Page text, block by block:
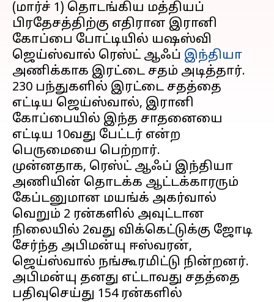
(மார்ச் 1) தொடங்கிய மத்தியப்
பிரதேசத்திற்கு எதிரான இரானி
கோப்பை போட்டியில் யஷஸ்வி
ஜெய்ஸ்வால் ரெஸ்ட் ஆஃப் இந்தியா
அணிக்காக இரட்டை சதம் அடித்தார்.
230 பந்துகளில் இரட்டை சதத்தை
எட்டிய ஜெய்ஸ்வால், இரானி
கோப்பையில் இந்த சாதனையை
எட்டிய 10வது பேட்டர் என்ற
பெருமையை பெற்றார்.
முன்னதாக, ரெஸ்ட் ஆஃப் இந்தியா
அணியின் தொடக்க ஆட்டக்காரரும்
கேப்டனுமான மயங்க் அகர்வால்
வெறும் 2 ரன்களில் அவுட்டான
நிலையில் 2வது விக்கெட்டுக்கு ஜோடி
சேர்ந்த அபிமன்யு ஈஸ்வரன்,
ஜெய்ஸ்வால் நங்கூரமிட்டு நின்றனர்.
அபிமன்யு தனது எட்டாவது சதத்தை
பதிவுசெய்து 154 ரன்களில்